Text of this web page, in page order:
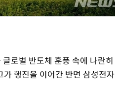
로벌 반도체 훈풍 속에 나란
행진을 이어간 반면 삼성전